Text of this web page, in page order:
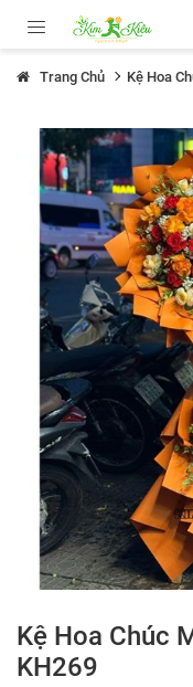
Trang Chủ Kệ Hoa
Kệ Hoa Chúc
KH269